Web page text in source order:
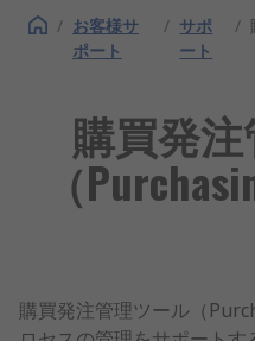
/ お客様サ
ポート
/ サポ
ート
/
購買発
（
購買発注管理ツール（